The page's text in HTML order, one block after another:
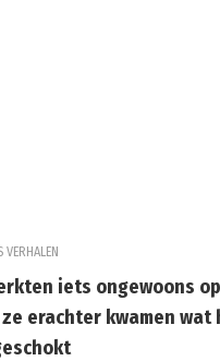
VERHALEN
iets ongewoons
erachter kwamen wat